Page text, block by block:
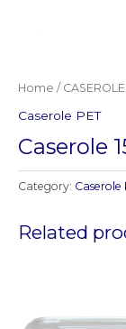
Home / CASEROLE
Caserole PET
Caserole
Category: Caserole
Related